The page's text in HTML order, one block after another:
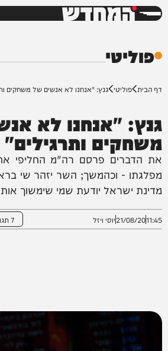
המחדש
פוליטי
דף הבית פוליטי גנץ: "אנחנו לא אנשים של משחקים
גנץ: "אנחנו לא
משחקים ותרגילים"
את הדברים פרסם רה"מ החליפי
מפלגתו - וכהמשך; השר יזהר שי
מדינת ישראל יודעת שמי שימשוך
11:45
21/08/20יוסי ויזל 7 תגובות